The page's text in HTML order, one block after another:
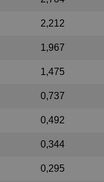
2,212
1,967
1,475
0,737
0,492
0,344
0,295